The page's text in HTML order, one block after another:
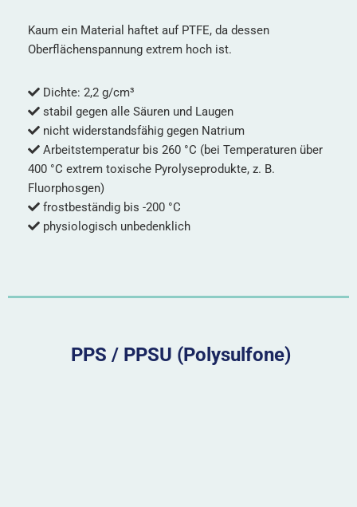
Kaum ein Material haftet auf PTFE, da dessen
Oberflächenspannung extrem hoch ist.
Dichte: 2,2 g/cm³
stabil gegen alle Säuren und Laugen
nicht widerstandsfähig gegen Natrium
Arbeitstemperatur bis 260 °C (bei Temperaturen über
400 °C extrem toxische Pyrolyseprodukte, z. B.
Fluorphosgen)
frostbeständig bis -200 °C
physiologisch unbedenklich
PPS / PPSU (Polysulfone)